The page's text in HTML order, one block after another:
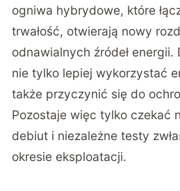
ogniwa hybrydowe, które
trwałość, otwierają nowy
odnawialnych źródeł energii.
nie tylko lepiej wykorzystać
także przyczynić się do
Pozostaje więc tylko czekać
debiut i niezależne testy
okresie eksploatacji.